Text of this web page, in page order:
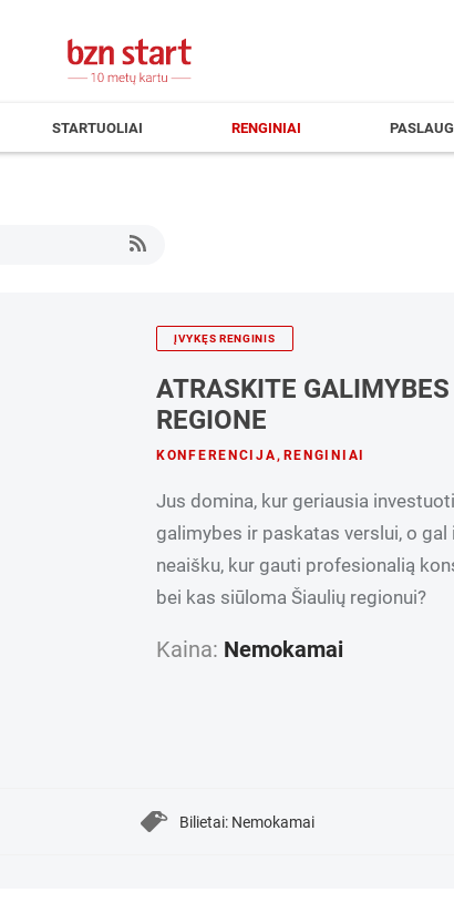
STARTUOLIAI RENGINIAI
ĮVYKĘS RENGINIS
ATRASKITE
REGIONE
KONFERENCIJA, RENGINIAI
Jus domina, kur geriausia
galimybes ir paskatas verslui, o
neaišku, kur gauti profesionalią
bei kas siūloma Šiaulių regionui?
Kaina: Nemokamai
Bilietai: Nemokamai